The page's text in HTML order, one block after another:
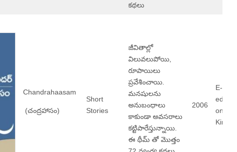
కథలు
Chandrahaasam
(చంద్రహాసం)
Short
Stories
జీవితాల్లో
విలువలుపోయి,
రూపాయిలు
ప్రవేశించాయి.
మనషులను
అనుబంధాలు
కాకుండా అవసరాలు
కట్టిపారేస్తున్నాయి.
ఈ థీమ్ తో మొత్తం
2006
E-
edtion
on
Kinige